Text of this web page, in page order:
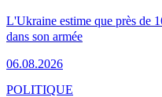
L'Ukraine estime que près de
dans son armée
06.08.2026
POLITIQUE